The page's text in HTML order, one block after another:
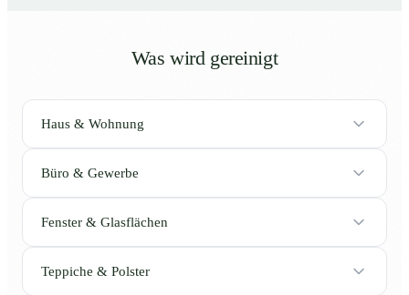
Was wird gereinigt
Haus & Wohnung
Büro & Gewerbe
Fenster & Glasflächen
Teppiche & Polster